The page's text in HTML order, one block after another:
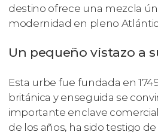
destino ofrece una mezcla
modernidad en pleno
Un pequeño vistazo a
Esta urbe fue fundada en
británica y enseguida se
importante enclave
de los años, ha sido testigo